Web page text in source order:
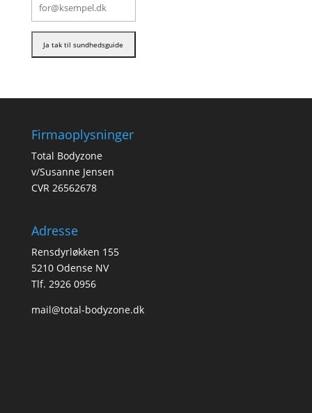
Firmaoplysninger
Total Bodyzone
v/Susanne Jensen
CVR 26562678
Adresse
Rensdyrløkken 155
5210 Odense NV
Tlf. 2926 0956
mail@total-bodyzone.dk